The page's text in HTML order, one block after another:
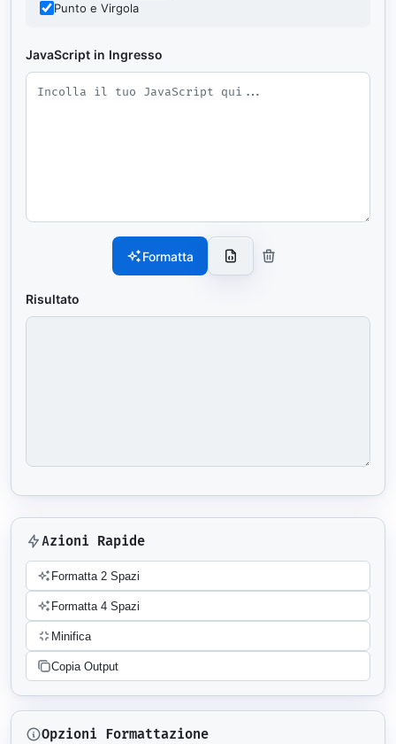
Punto e Virgola
JavaScript in Ingresso
Formatta
Risultato
Azioni Rapide
Formatta 2 Spazi
Formatta 4 Spazi
Minifica
Copia Output
Opzioni Formattazione